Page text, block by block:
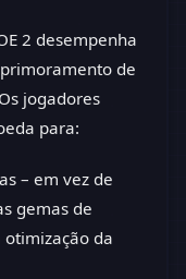
2 desempenha
de
jogadores
para:
– em vez de
gemas de
da